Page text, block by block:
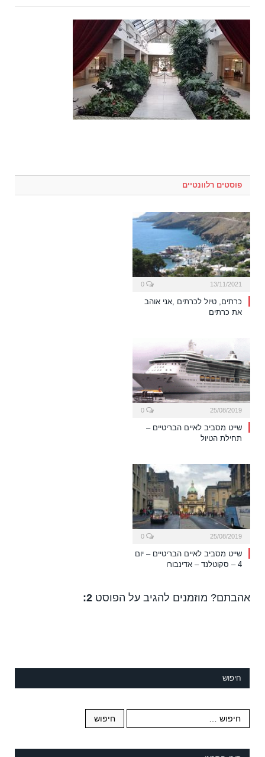
פוסטים רלוונטיים
13/11/2021
כרתים, טיול לכרתים ,אני אוהב
את כרתים
25/08/2019
שייט מסביב לאיים הבריטיים –
תחילת הטיול
25/08/2019
שייט מסביב לאיים הבריטיים – יום
4 – סקוטלנד – אדינבורו
אהבתם? מוזמנים להגיב על הפוסט 2:
חיפוש